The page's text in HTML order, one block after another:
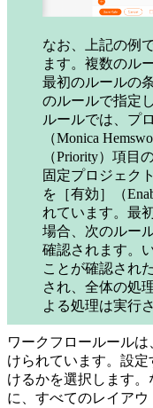
なお、上記の例
ます。複数のル
最初のルールの
のルールで指定
ルールでは、プ
（Monica
（Priority）項目
固定プロジェク
を［有効］（
れています。最
場合、次のルー
確認されます。
ことが確認され
され、全体の処
よる処理は実行
ワークフロールール
けられています。設
けるかを選択します
に、すべてのレイアウ